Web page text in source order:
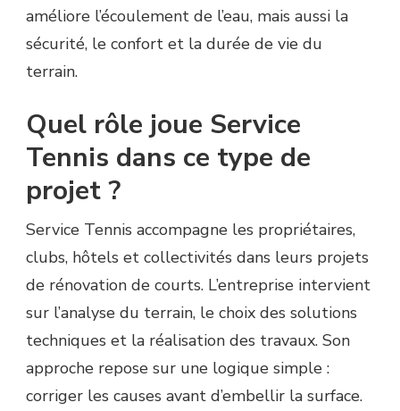
améliore l’écoulement de l’eau, mais aussi la
sécurité, le confort et la durée de vie du
terrain.
Quel rôle joue Service
Tennis dans ce type de
projet ?
Service Tennis accompagne les propriétaires,
clubs, hôtels et collectivités dans leurs projets
de rénovation de courts. L’entreprise intervient
sur l’analyse du terrain, le choix des solutions
techniques et la réalisation des travaux. Son
approche repose sur une logique simple :
corriger les causes avant d’embellir la surface.